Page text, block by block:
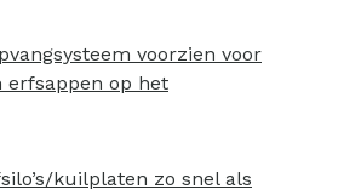
voorzien voor
erfsappen op het
kuilplaten zo snel als